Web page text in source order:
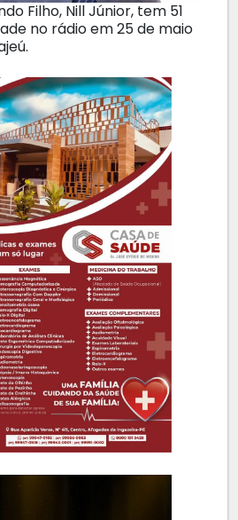
Filho, Nill Júnior, tem 51
no rádio em 25 de maio